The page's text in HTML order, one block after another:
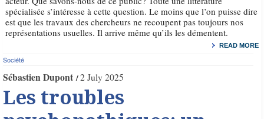
spécialisée s’intéresse à cette question. Le moins que l’on puisse dire
est que les travaux des chercheurs ne recoupent pas toujours nos
représentations usuelles. Il arrive même qu’ils les démentent.
READ MORE
Société
Sébastien Dupont 2 July 2025
Les troubles